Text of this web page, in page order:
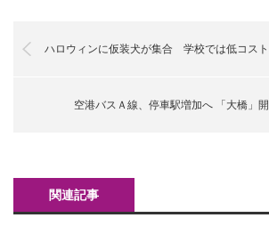
ハロウィンに仮装犬が集合 学校では低コス
空港バスＡ線、停車駅増加へ 「大橋」
関連記事